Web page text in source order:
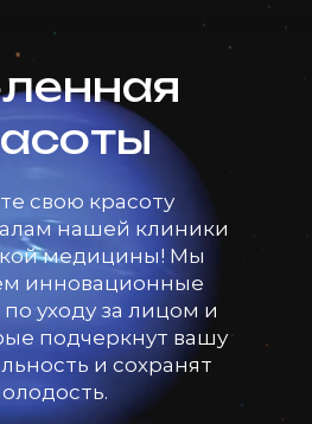
свою красоту
нашей клиники
медицины! Мы
инновационные
уходу за лицом и
подчеркнут вашу
и сохранят